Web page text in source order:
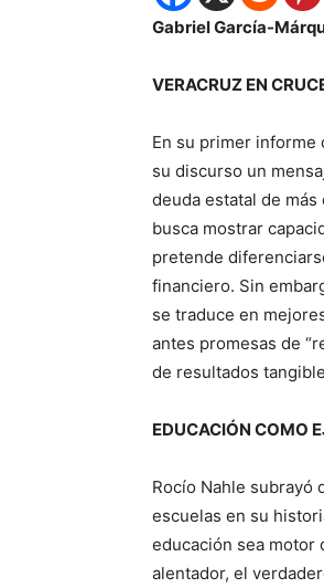
Gabriel García-
VERACRUZ EN
En su primer informe
su discurso un
deuda estatal de
busca mostrar
pretende
financiero. Sin
se traduce en
antes promesas de
de resultados
EDUCACIÓN COMO
Rocío Nahle subrayó
escuelas en su
educación sea motor
alentador, el